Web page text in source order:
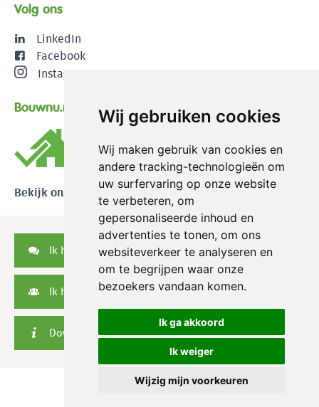
Wij gebruiken cookies
Wij maken gebruik van cookies en
andere tracking-technologieën om
uw surfervaring op onze website
te verbeteren, om
gepersonaliseerde inhoud en
advertenties te tonen, om ons
websiteverkeer te analyseren en
om te begrijpen waar onze
bezoekers vandaan komen.
Ik ga akkoord
Ik weiger
Wijzig mijn voorkeuren
Volg ons
LinkedIn
Facebook
Instagram
Bouwnu.nl
Bekijk onze reviews
Ik heb een vraag
Ik heb een serviceverzoek
Downloads